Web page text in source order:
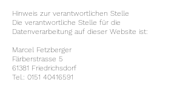
Hinweis zur verantwortlichen Stelle
Die verantwortliche Stelle für die
Datenverarbeitung auf dieser Website ist:
Marcel Fetzberger
Färberstrasse 5
61381 Friedrichsdorf
Tel.: 0151 40416591